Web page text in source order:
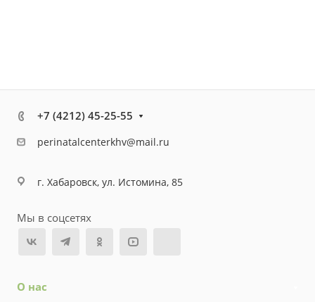
+7 (4212) 45-25-55
perinatalcenterkhv@mail.ru
г. Хабаровск, ул. Истомина, 85
Мы в соцсетях
О нас